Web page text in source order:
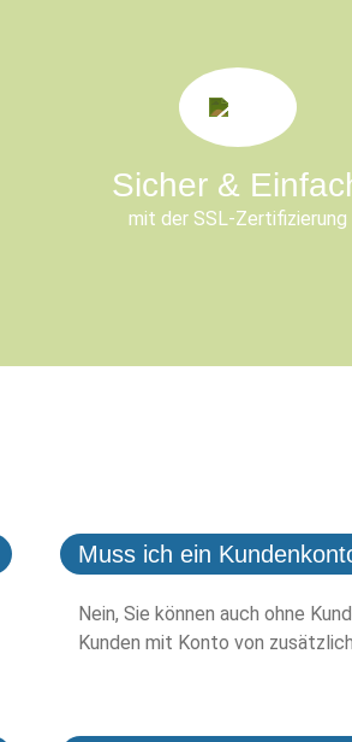
Sicher &
mit der SSL-Zertifizierung
Muss ich ein
Nein, Sie können auch ohne
Kunden mit Konto von